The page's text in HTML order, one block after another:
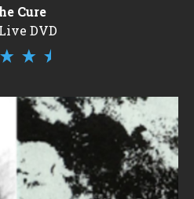
Cure
DVD